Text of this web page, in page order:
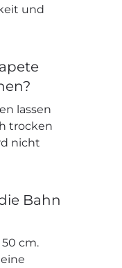
und
lassen
trocken
nicht
Bahn
cm.